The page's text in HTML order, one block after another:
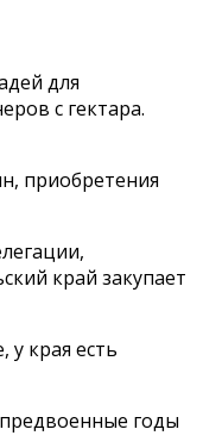
для
с гектара.
приобретения
край закупает
у края есть
годы